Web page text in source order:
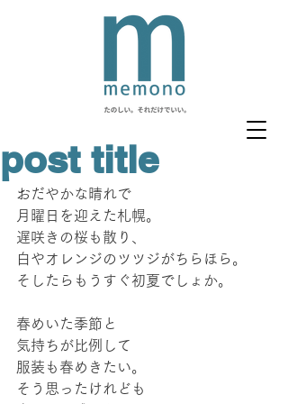
post title
おだやかな晴れで
月曜日を迎えた札幌。
遅咲きの桜も散り、
白やオレンジのツツジがちらほら。
そしたらもうすぐ初夏でしょか。
春めいた季節と
気持ちが比例して
服装も春めきたい。
そう思ったけれども